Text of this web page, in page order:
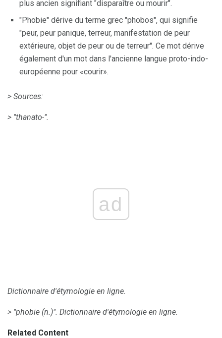
plus ancien signifiant "disparaître ou mourir".
"Phobie" dérive du terme grec "phobos", qui signifie
"peur, peur panique, terreur, manifestation de peur
extérieure, objet de peur ou de terreur". Ce mot dérive
également d'un mot dans l'ancienne langue proto-indo-
européenne pour «courir».
> Sources:
> "thanato-".
ad
Dictionnaire d'étymologie en ligne.
> "phobie (n.)". Dictionnaire d'étymologie en ligne.
Related Content